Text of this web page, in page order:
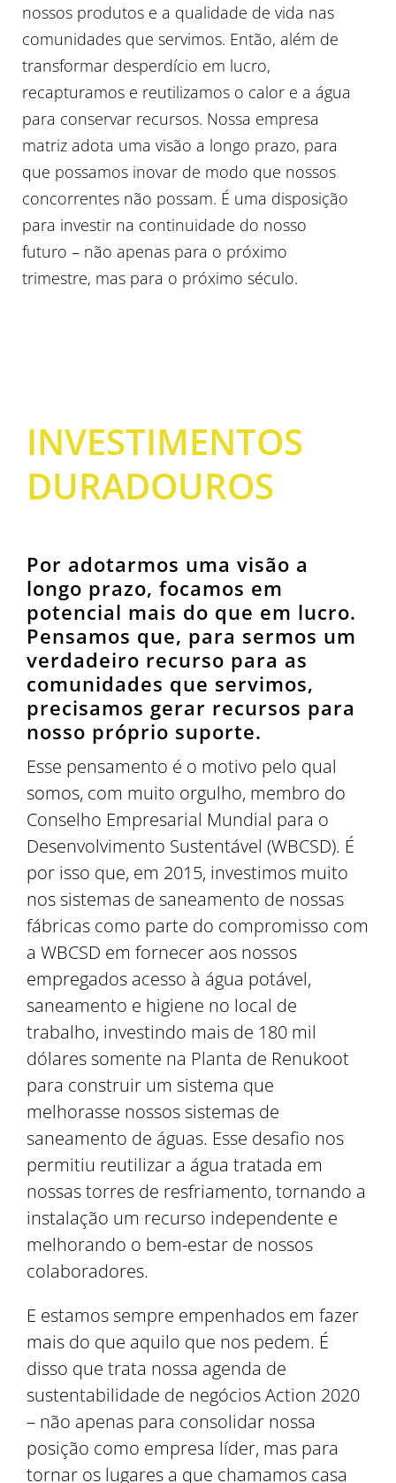
nossos produtos e a qualidade de vida nas
comunidades que servimos. Então, além de
transformar desperdício em lucro,
recapturamos e reutilizamos o calor e a água
para conservar recursos. Nossa empresa
matriz adota uma visão a longo prazo, para
que possamos inovar de modo que nossos
concorrentes não possam. É uma disposição
para investir na continuidade do nosso
futuro – não apenas para o próximo
trimestre, mas para o próximo século.
INVESTIMENTOS
DURADOUROS
Por adotarmos uma visão a
longo prazo, focamos em
potencial mais do que em lucro.
Pensamos que, para sermos um
verdadeiro recurso para as
comunidades que servimos,
precisamos gerar recursos para
nosso próprio suporte.
Esse pensamento é o motivo pelo qual
somos, com muito orgulho, membro do
Conselho Empresarial Mundial para o
Desenvolvimento Sustentável (WBCSD). É
por isso que, em 2015, investimos muito
nos sistemas de saneamento de nossas
fábricas como parte do compromisso com
a WBCSD em fornecer aos nossos
empregados acesso à água potável,
saneamento e higiene no local de
trabalho, investindo mais de 180 mil
dólares somente na Planta de Renukoot
para construir um sistema que
melhorasse nossos sistemas de
saneamento de águas. Esse desafio nos
permitiu reutilizar a água tratada em
nossas torres de resfriamento, tornando a
instalação um recurso independente e
melhorando o bem-estar de nossos
colaboradores.
E estamos sempre empenhados em fazer
mais do que aquilo que nos pedem. É
disso que trata nossa agenda de
sustentabilidade de negócios Action 2020
– não apenas para consolidar nossa
posição como empresa líder, mas para
tornar os lugares a que chamamos casa